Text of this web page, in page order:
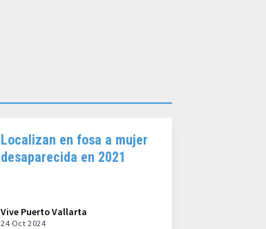
Localizan en fosa a mujer
desaparecida en 2021
Vive Puerto Vallarta
24 Oct 2024